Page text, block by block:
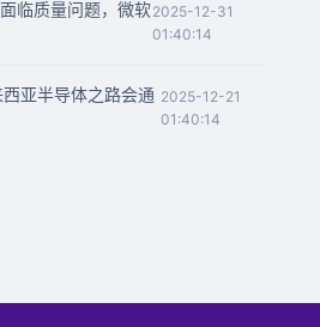
临质量问题，微软2025-12-31
01:40:14
亚半导体之路会通 2025-12-21
01:40:14